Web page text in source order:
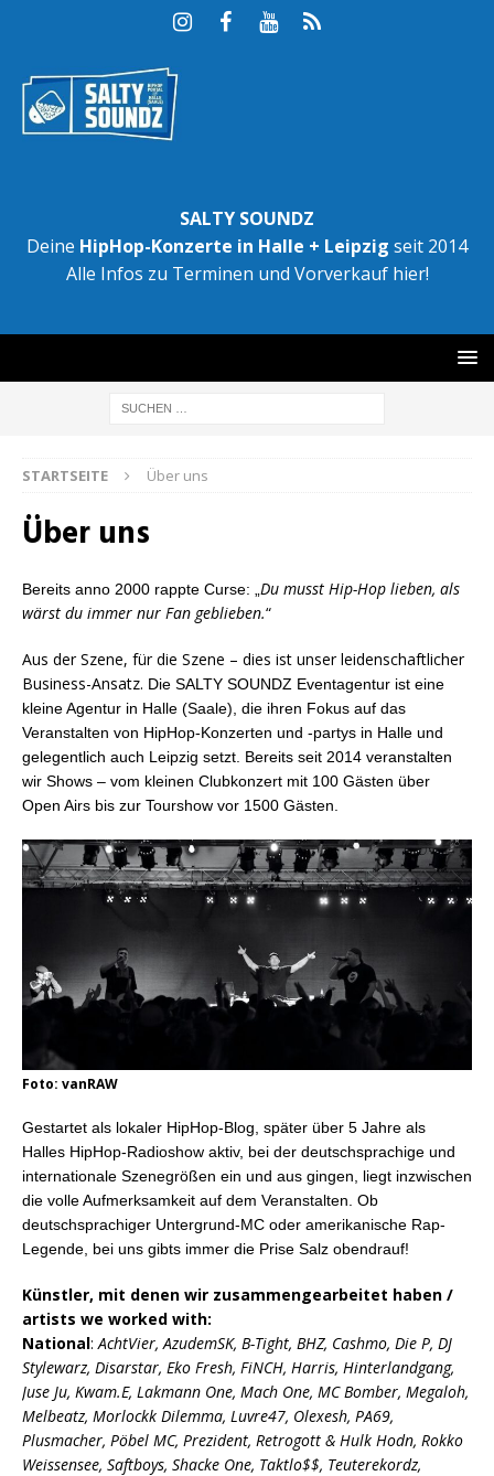
SALTY SOUNDZ
Deine HipHop-Konzerte in Halle + Leipzig seit 2014
Alle Infos zu Terminen und Vorverkauf hier!
STARTSEITE Über uns
Über uns
Bereits anno 2000 rappte Curse:
Du musst Hip-Hop lieben, als
wärst du immer nur Fan geblieben.“
Aus der Szene, für die Szene – dies ist unser leidenschaftlicher
Business-Ansatz. Die SALTY SOUNDZ Eventagentur ist eine
kleine Agentur in Halle (Saale), die ihren Fokus auf das
Veranstalten von HipHop-Konzerten und -partys in Halle und
gelegentlich auch Leipzig setzt. Bereits seit 2014 veranstalten
wir Shows – vom kleinen Clubkonzert mit 100 Gästen über
Open Airs bis zur Tourshow vor 1500 Gästen.
Foto: vanRAW
Gestartet als lokaler HipHop-Blog, später über 5 Jahre als
Halles HipHop-Radioshow aktiv, bei der deutschsprachige und
internationale Szenegrößen ein und aus gingen, liegt inzwischen
die volle Aufmerksamkeit auf dem Veranstalten. Ob
deutschsprachiger Untergrund-MC oder amerikanische Rap-
Legende, bei uns gibts immer die Prise Salz obendrauf!
Künstler, mit denen wir zusammengearbeitet haben /
artists we worked with:
National: AchtVier, AzudemSK, B-Tight, BHZ, Cashmo, Die P, DJ
Stylewarz, Disarstar, Eko Fresh, FiNCH, Harris, Hinterlandgang,
Juse Ju, Kwam.E, Lakmann One, Mach One, MC Bomber, Megaloh,
Melbeatz, Morlockk Dilemma, Luvre47, Olexesh, PA69,
Plusmacher, Pöbel MC, Prezident, Retrogott & Hulk Hodn, Rokko
Weissensee, Saftboys, Shacke One, Taktlo$$, Teuterekordz,